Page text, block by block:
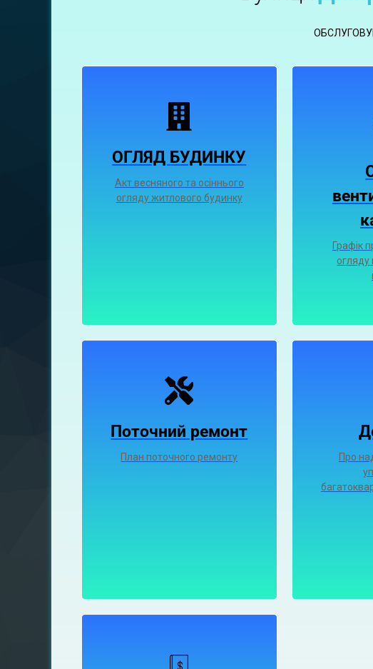
ОГЛЯД БУДИНКУ
Акт весняного та осіннього
огляду житлового будинку
Графiк
огляду
Поточний ремонт
План поточного ремонту
Про